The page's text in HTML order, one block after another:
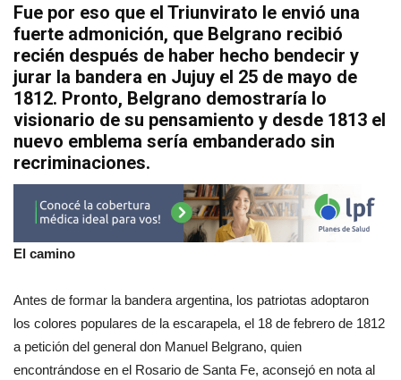
Fue por eso que el Triunvirato le envió una
fuerte admonición, que Belgrano recibió
recién después de haber hecho bendecir y
jurar la bandera en Jujuy el 25 de mayo de
1812. Pronto, Belgrano demostraría lo
visionario de su pensamiento y desde 1813 el
nuevo emblema sería embanderado sin
recriminaciones.
El camino
Antes de formar la bandera argentina, los patriotas adoptaron
los colores populares de la escarapela, el 18 de febrero de 1812
a petición del general don Manuel Belgrano, quien
encontrándose en el Rosario de Santa Fe, aconsejó en nota al